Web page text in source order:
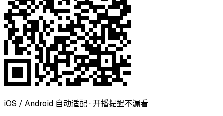
iOS / Android 自动适配 · 开播提醒不漏看